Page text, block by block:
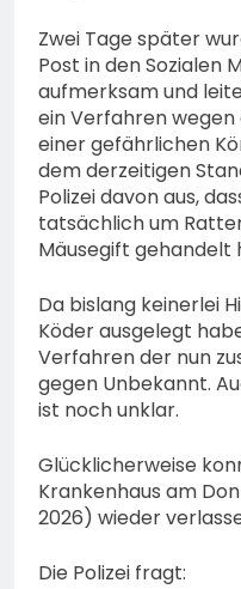
Zwei Tage später
Post in den Sozialen
aufmerksam und
ein Verfahren
einer gefährlichen
dem derzeitigen
Polizei davon aus,
tatsächlich um
Mäusegift gehandelt
Da bislang keinerlei
Köder ausgelegt
Verfahren der nun
gegen Unbekannt.
ist noch unklar.
Glücklicherweise
Krankenhaus am
2026) wieder
Die Polizei fragt: